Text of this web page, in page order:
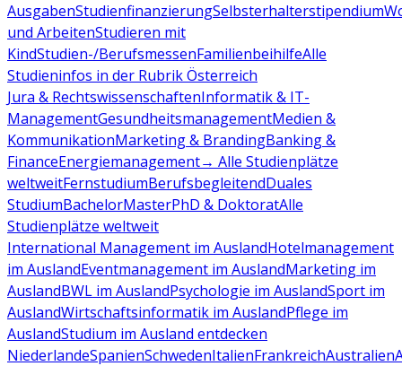
AusgabenStudienfinanzierungSelbsterhalterstipendium
und ArbeitenStudieren mit
KindStudien-/BerufsmessenFamilienbeihilfeAlle
Studieninfos in der Rubrik Österreich
Jura & RechtswissenschaftenInformatik & IT-
ManagementGesundheitsmanagementMedien &
KommunikationMarketing & BrandingBanking &
FinanceEnergiemanagement→ Alle Studienplätze
weltweitFernstudiumBerufsbegleitendDuales
StudiumBachelorMasterPhD & DoktoratAlle
Studienplätze weltweit
International Management im AuslandHotelmanagement
im AuslandEventmanagement im AuslandMarketing im
AuslandBWL im AuslandPsychologie im AuslandSport im
AuslandWirtschaftsinformatik im AuslandPflege im
AuslandStudium im Ausland entdecken
NiederlandeSpanienSchwedenItalienFrankreichAustralien